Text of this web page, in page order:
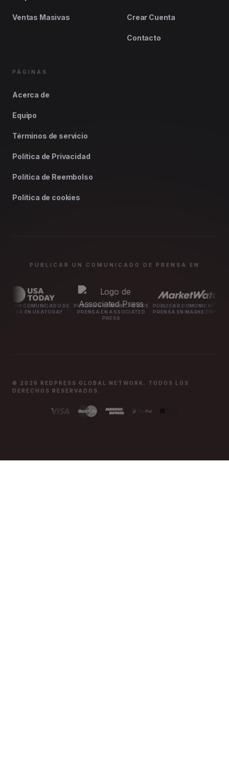
Ventas Masivas Crear Cuenta
Contacto
PÁGINAS
Acerca de
Equipo
Términos de servicio
Política de Privacidad
Política de Reembolso
Política de cookies
PUBLICAR UN COMUNICADO DE PRENSA EN
DE
PUBLICAR COMUNICADO DE
PRENSA EN ASSOCIATED
PUBLICAR COMUNICADO DE
PRENSA EN MARKETWATCH
PUBLICAR
PRENSA
© 2026 REDPRESS GLOBAL NETWORK. TODOS LOS
DERECHOS RESERVADOS.